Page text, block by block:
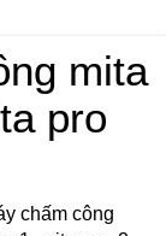
mita
pro
chấm công